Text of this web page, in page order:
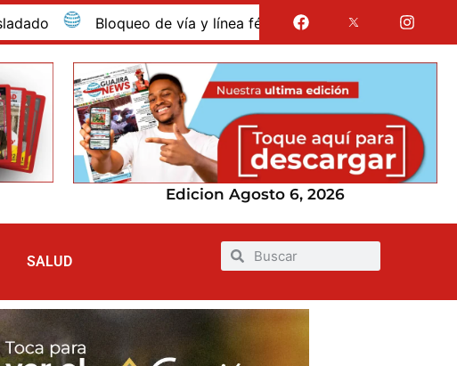
Bloqueo de vía y línea férrea en Albania por presunto
Edicion Agosto 6, 2026
SALUD